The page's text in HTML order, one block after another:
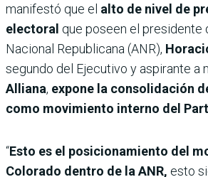
manifestó que el alto de nivel de
electoral que poseen el presidente
Nacional Republicana (ANR),
segundo del Ejecutivo y aspirante a
Alliana, expone la consolidación
como movimiento interno del
“Esto es el posicionamiento del
Colorado dentro de la ANR, esto